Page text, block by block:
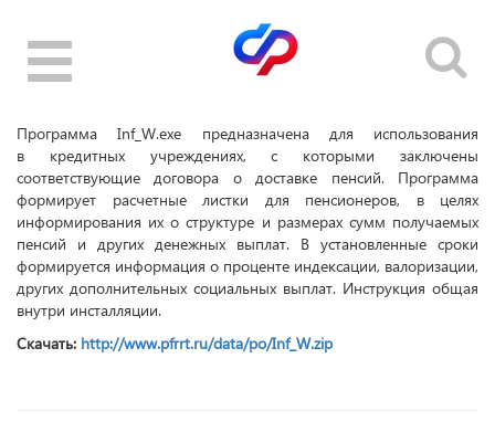
Toggle
navigation
Программа Inf_W.exe предназначена для использования
в кредитных учреждениях, с которыми заключены
соответствующие договора о доставке пенсий. Программа
формирует расчетные листки для пенсионеров, в целях
информирования их о структуре и размерах сумм получаемых
пенсий и других денежных выплат. В установленные сроки
формируется информация о проценте индексации, валоризации,
других дополнительных социальных выплат. Инструкция общая
внутри инсталляции.
Скачать: http://www.pfrrt.ru/data/po/Inf_W.zip